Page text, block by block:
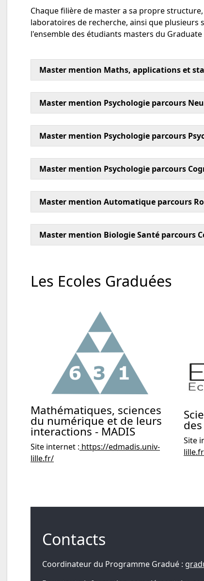
Chaque filière de master a sa propre
laboratoires de recherche, ainsi que plusieurs
l'ensemble des étudiants masters du
Master mention Maths, applications et
Master mention Psychologie parcours
Master mention Psychologie parcours
Master mention Psychologie parcours
Master mention Automatique parcours
Master mention Biologie Santé parcours
Les Ecoles Graduées
Mathématiques, sciences
du numérique et de leurs
interactions - MADIS
Site internet : https://edmadis.univ-
lille.fr/
des
Site
Contacts
Coordinateur du Programme Gradué :